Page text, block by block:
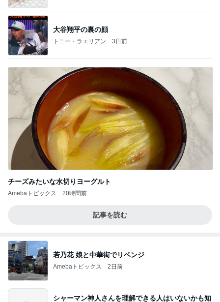
大谷翔平の裏の顔
トニー・ラエリアン 3日前
チーズみたいな水切りヨーグルト
Amebaトピックス 20時間前
記事を読む
若乃花 娘と中華街でリベンジ
Amebaトピックス 2日前
シャーマン神人さんを理解できる人はいないかも知